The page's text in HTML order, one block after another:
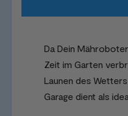
Da Dein
Zeit im Garten
Launen des
Garage dient als